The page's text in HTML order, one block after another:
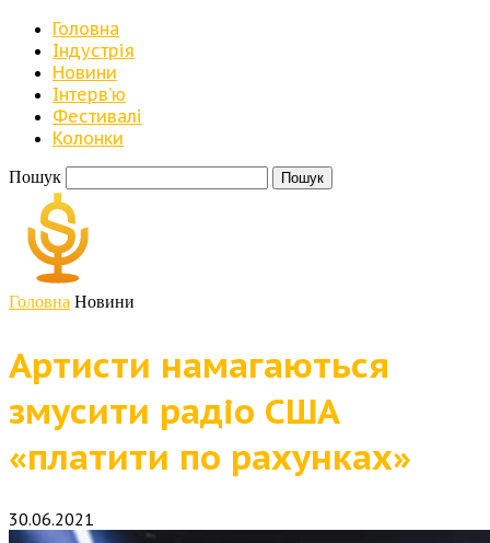
Головна
Індустрія
Новини
Iнтерв’ю
Фестивалі
Колонки
Пошук
Головна Новини
Артисти намагаються
змусити радіо США
«платити по рахунках»
30.06.2021